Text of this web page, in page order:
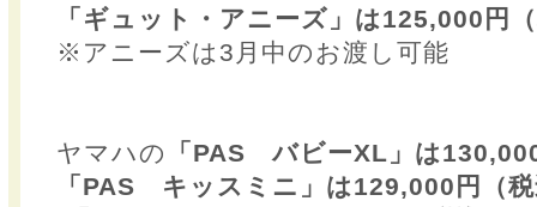
「ギュット・アニーズ」は125,000円
※アニーズは3月中のお渡し可能
ヤマハの
「PAS バビーXL」は
「PAS キッスミニ」は129,000円（